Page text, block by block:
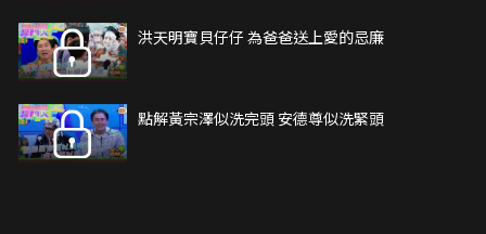
洪天明寶貝仔仔 為爸爸送上愛的忌廉
點解黃宗澤似洗完頭 安德尊似洗緊頭